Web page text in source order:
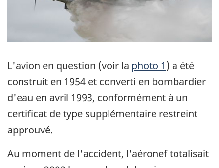
L'avion en question (voir la photo 1) a été
construit en 1954 et converti en bombardier
d'eau en avril 1993, conformément à un
certificat de type supplémentaire restreint
approuvé.
Au moment de l'accident, l'aéronef totalisait